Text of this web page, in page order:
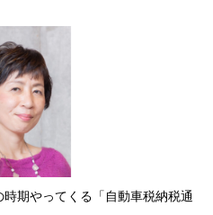
期やってくる「自動車税納税通